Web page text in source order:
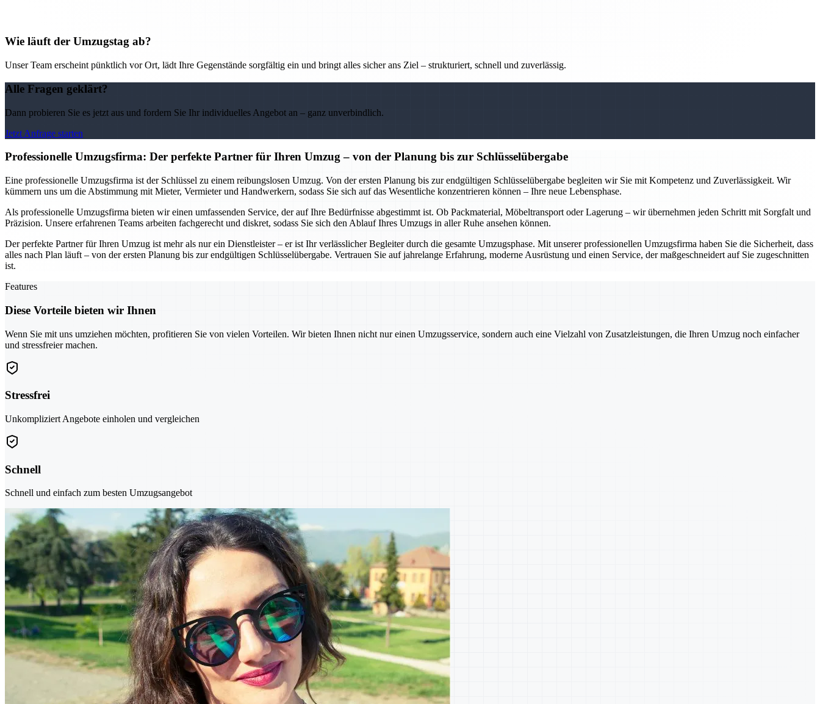
Wie läuft der Umzugstag ab?
Unser Team erscheint pünktlich vor Ort, lädt Ihre Gegenstände sorgfältig ein und bringt alles sicher ans Ziel – strukturiert, schnell und zuverlässig.
Alle Fragen geklärt?
Dann probieren Sie es jetzt aus und fordern Sie Ihr individuelles Angebot an – ganz unverbindlich.
Jetzt Anfrage starten
Professionelle Umzugsfirma: Der perfekte Partner für Ihren Umzug – von der Planung bis zur Schlüsselübergabe
Eine professionelle Umzugsfirma ist der Schlüssel zu einem reibungslosen Umzug. Von der ersten Planung bis zur endgültigen Schlüsselübergabe begleiten wir Sie mit Kompetenz und Zuverlässigkeit. Wir
kümmern uns um die Abstimmung mit Mieter, Vermieter und Handwerkern, sodass Sie sich auf das Wesentliche konzentrieren können – Ihre neue Lebensphase.
Als professionelle Umzugsfirma bieten wir einen umfassenden Service, der auf Ihre Bedürfnisse abgestimmt ist. Ob Packmaterial, Möbeltransport oder Lagerung – wir übernehmen jeden Schritt mit Sorgfalt und
Präzision. Unsere erfahrenen Teams arbeiten fachgerecht und diskret, sodass Sie sich den Ablauf Ihres Umzugs in aller Ruhe ansehen können.
Der perfekte Partner für Ihren Umzug ist mehr als nur ein Dienstleister – er ist Ihr verlässlicher Begleiter durch die gesamte Umzugsphase. Mit unserer professionellen Umzugsfirma haben Sie die Sicherheit, dass
alles nach Plan läuft – von der ersten Planung bis zur endgültigen Schlüsselübergabe. Vertrauen Sie auf jahrelange Erfahrung, moderne Ausrüstung und einen Service, der maßgeschneidert auf Sie zugeschnitten
ist.
Features
Diese Vorteile bieten wir Ihnen
Wenn Sie mit uns umziehen möchten, profitieren Sie von vielen Vorteilen. Wir bieten Ihnen nicht nur einen Umzugsservice, sondern auch eine Vielzahl von Zusatzleistungen, die Ihren Umzug noch einfacher
und stressfreier machen.
Stressfrei
Unkompliziert Angebote einholen und vergleichen
Schnell
Schnell und einfach zum besten Umzugsangebot